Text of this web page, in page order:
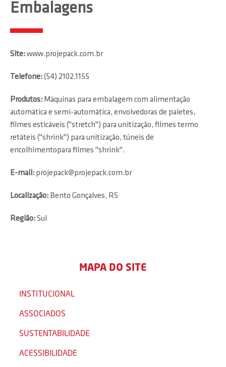
Embalagens
Site:www.projepack.com.br
Telefone:(54) 2102.1155
Produtos: Máquinas para embalagem com alimentação
automática e semi-automática, envolvedoras de paletes,
filmes esticáveis ("stretch") para unitização, filmes termo
retáteis ("shrink") para unitização, túneis de
encolhimentopara filmes "shrink".
E-mail: projepack@projepack.com.br
Localização: Bento Gonçalves, RS
Região:Sul
MAPA DO SITE
INSTITUCIONAL
ASSOCIADOS
SUSTENTABILIDADE
ACESSIBILIDADE